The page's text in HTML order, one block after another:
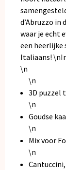
d’Abruzzo in
waar je echt
een heerlijke
Italiaans!
\n
\n
3D puzzel
\n
Goudse
\n
Mix voor
\n